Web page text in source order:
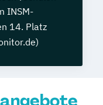
INSM-
14. Platz